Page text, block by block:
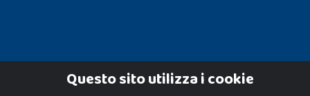
Questo sito utilizza i cookie